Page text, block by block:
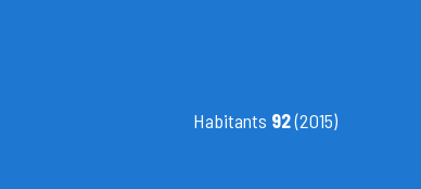
Habitants 92(2015)